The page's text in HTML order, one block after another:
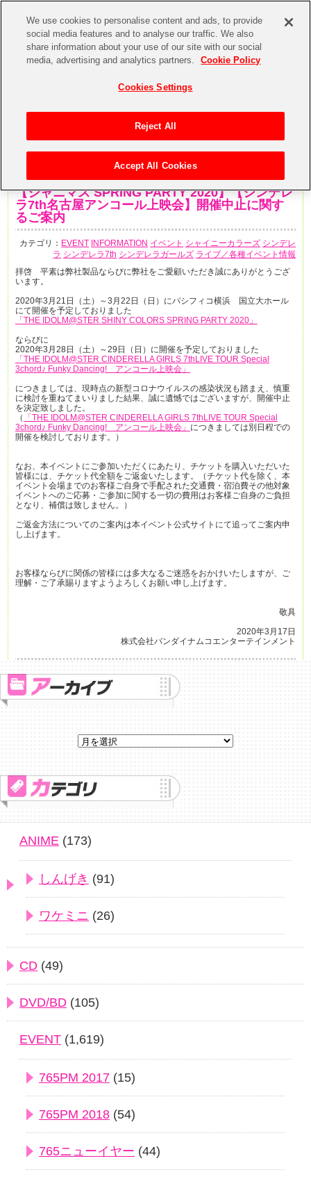
【シャニマス SPRING PARTY 2020】【シンデレ
ラ7th名古屋アンコール上映会】開催中止に関す
るご案内
カテゴリ： EVENT INFORMATION イベント シャイニーカラーズ シンデレ
ラ シンデレラ7th シンデレラガールズ ライブ／各種イベント情報
拝啓 平素は弊社製品ならびに弊社をご愛顧いただき誠にありがとうござ
います。
2020年3月21日（土）～3月22日（日）にパシフィコ横浜 国立大ホール
にて開催を予定しておりました
「THE IDOLM@STER SHINY COLORS SPRING PARTY 2020」
ならびに
2020年3月28日（土）～29日（日）に開催を予定しておりました
「THE IDOLM@STER CINDERELLA GIRLS 7thLIVE TOUR Special
3chord♪ Funky Dancing! アンコール上映会」
につきましては、現時点の新型コロナウイルスの感染状況も踏まえ、慎重
に検討を重ねてまいりました結果、誠に遺憾ではございますが、開催中止
を決定致しました。
（
「THE IDOLM@STER CINDERELLA GIRLS 7thLIVE TOUR Special
3chord♪ Funky Dancing! アンコール上映会」 につきましては別日程での
開催を検討しております。）
なお、本イベントにご参加いただくにあたり、チケットを購入いただいた
皆様には、チケット代全額をご返金いたします。（チケット代を除く、本
イベント会場までのお客様ご自身で手配された交通費・宿泊費その他対象
イベントへのご応募・ご参加に関する一切の費用はお客様ご自身のご負担
となり、補償は致しません。）
ご返金方法についてのご案内は本イベント公式サイトにて追ってご案内申
し上げます。
お客様ならびに関係の皆様には多大なるご迷惑をおかけいたしますが、ご
理解・ご了承賜りますようよろしくお願い申し上げます。
敬具
2020年3月17日
株式会社バンダイナムコエンターテインメント
ANIME (173)
しんげき (91)
ワケミニ (26)
CD (49)
DVD/BD (105)
EVENT (1,619)
765PM 2017 (15)
765PM 2018 (54)
765ニューイヤー (44)
We use cookies to personalise content and ads, to provide
social media features and to analyse our traffic. We also
share information about your use of our site with our social
media, advertising and analytics partners.
Cookie Policy
Cookies Settings
Reject All
Accept All Cookies